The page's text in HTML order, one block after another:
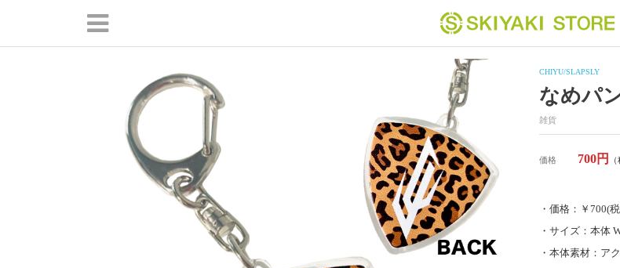
CHIYU/SLAPSLY
なめパ
雑貨
価格 700円
・価格：￥700(
・サイズ：本体
・本体素材：ア